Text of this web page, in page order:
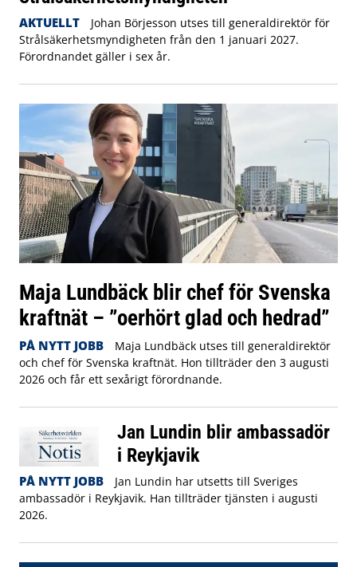
AKTUELLT
Johan Börjesson utses till generaldirektör för
Strålsäkerhetsmyndigheten från den 1 januari 2027.
Förordnandet gäller i sex år.
Maja Lundbäck blir chef för Svenska
kraftnät – ”oerhört glad och hedrad”
PÅ NYTT JOBB
Maja Lundbäck utses till generaldirektör
och chef för Svenska kraftnät. Hon tillträder den 3 augusti
2026 och får ett sexårigt förordnande.
Jan Lundin blir ambassadör
i Reykjavik
PÅ NYTT JOBB
Jan Lundin har utsetts till Sveriges
ambassadör i Reykjavik. Han tillträder tjänsten i augusti
2026.